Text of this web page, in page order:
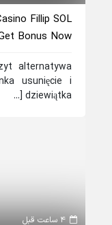
Fillip SOL
Bonus Now
alternatywa
usunięcie i
dziewiątka [...